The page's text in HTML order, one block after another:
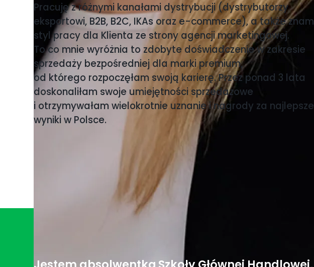
Pracuję z różnymi kanałami dystrybucji (dystrybutorzy
eksportowi, B2B, B2C, IKAs oraz e-commerce), a także znam
styl pracy dla Klienta ze strony agencji marketingowej.
To co mnie wyróżnia to zdobyte doświadczenie w zakresie
sprzedaży bezpośredniej dla marki premium,
od którego rozpoczęłam swoją karierę. Przez ponad 3 lata
doskonaliłam swoje umiejętności sprzedażowe
i otrzymywałam wielokrotnie uznanie i nagrody za najlepsze
wyniki w Polsce.